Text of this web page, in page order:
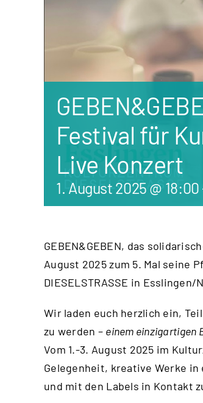
Festival für
Live Konzert
1. August 2025 @ 18:00
GEBEN&GEBEN, das
August 2025 zum 5. Mal seine
DIESELSTRASSE in Esslingen/
Wir laden euch herzlich ein,
zu werden – einem einzigartigen
Vom 1.-3. August 2025 im
Gelegenheit, kreative Werke
und mit den Labels in Kontakt